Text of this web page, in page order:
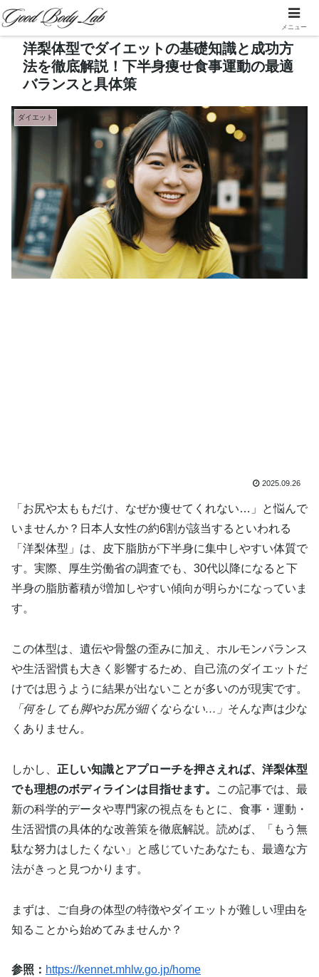
洋梨体型でダイエットの基礎知識と成功方
法を徹底解説！下半身痩せ食事運動の最適
バランスと具体策
ダイエット
2025.09.26
「お尻や太ももだけ、なぜか痩せてくれない…」と悩んで
いませんか？日本人女性の約6割が該当するといわれる
「洋梨体型」は、皮下脂肪が下半身に集中しやすい体質で
す。実際、厚生労働省の調査でも、30代以降になると下
半身の脂肪蓄積が増加しやすい傾向が明らかになっていま
す。
この体型は、遺伝や骨盤の歪みに加え、ホルモンバランス
や生活習慣も大きく影響するため、自己流のダイエットだ
けでは思うように結果が出ないことが多いのが現実です。
「何をしても脚やお尻が細くならない…」 そんな声は少な
くありません。
しかし、 正しい知識とアプローチを押さえれば、洋梨体型
でも理想のボディラインは目指せます。
この記事では、最
新の科学的データや専門家の視点をもとに、食事・運動・
生活習慣の具体的な改善策を徹底解説。読めば、「もう無
駄な努力はしたくない」と感じていたあなたも、最適な方
法がきっと見つかります。
まずは、ご自身の体型の特徴やダイエットが難しい理由を
知ることから始めてみませんか？
参照： https://kennet.mhlw.go.jp/home
メニュー